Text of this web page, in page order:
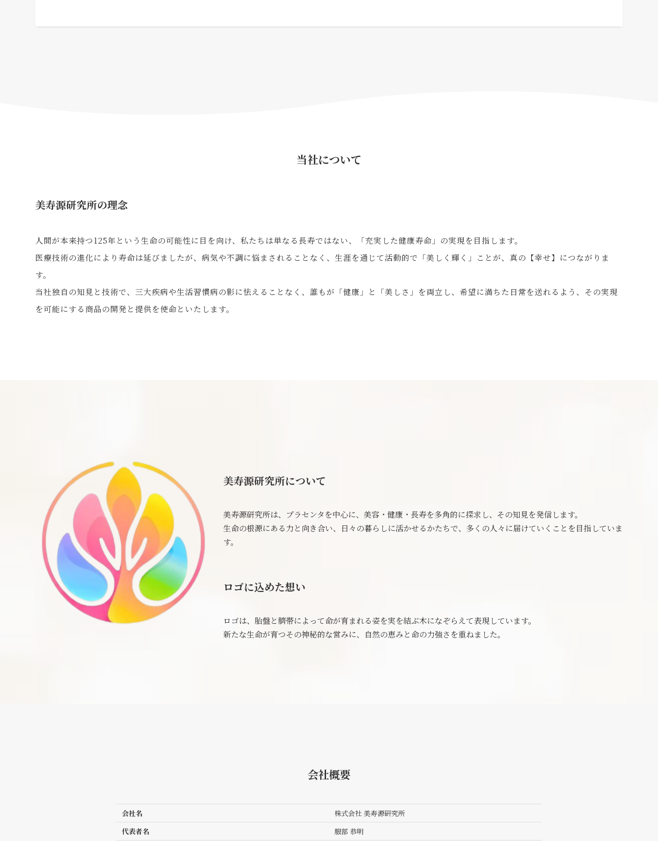
当社について
美寿源研究所の理念
人間が本来持つ125年という生命の可能性に目を向け、私たちは単なる長寿ではない、「充実した健康寿命」の実現を目指します。
医療技術の進化により寿命は延びましたが、病気や不調に悩まされることなく、生涯を通じて活動的で「美しく輝く」ことが、真の【幸せ】につながりま
す。
当社独自の知見と技術で、三大疾病や生活習慣病の影に怯えることなく、誰もが「健康」と「美しさ」を両立し、希望に満ちた日常を送れるよう、その実現
を可能にする商品の開発と提供を使命といたします。
美寿源研究所について
美寿源研究所は、プラセンタを中心に、美容・健康・長寿を多角的に探求し、その知見を発信します。
生命の根源にある力と向き合い、日々の暮らしに活かせるかたちで、多くの人々に届けていくことを目指していま
す。
ロゴに込めた想い
ロゴは、胎盤と臍帯によって命が育まれる姿を実を結ぶ木になぞらえて表現しています。
新たな生命が育つその神秘的な営みに、自然の恵みと命の力強さを重ねました。
会社概要
会社名
株式会社 美寿源研究所
代表者名
服部 恭明